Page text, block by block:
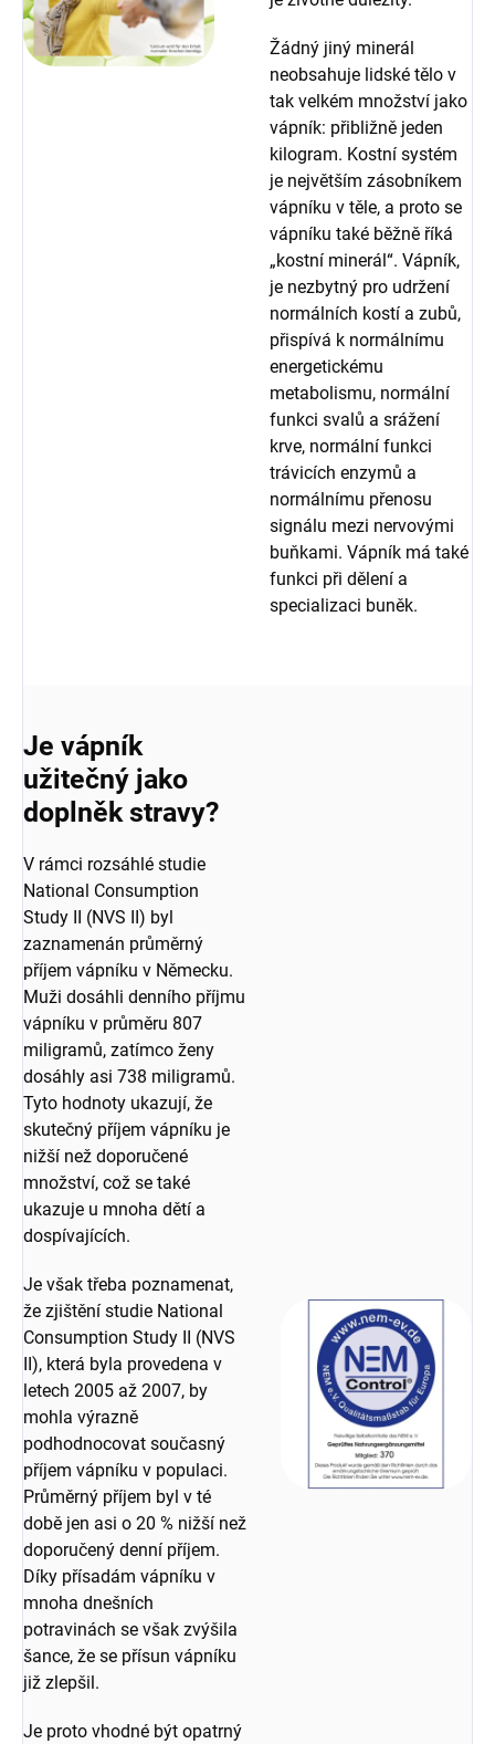
Žádný jiný minerál
neobsahuje lidské tělo v
tak velkém množství jako
vápník: přibližně jeden
kilogram. Kostní systém
je největším zásobníkem
vápníku v těle, a proto se
vápníku také běžně říká
„kostní minerál“. Vápník,
je nezbytný pro udržení
normálních kostí a zubů,
přispívá k normálnímu
energetickému
metabolismu, normální
funkci svalů a srážení
krve, normální funkci
trávicích enzymů a
normálnímu přenosu
signálu mezi nervovými
buňkami. Vápník má také
funkci při dělení a
specializaci buněk.
Je vápník
užitečný jako
doplněk stravy?
V rámci rozsáhlé studie
National Consumption
Study II (NVS II) byl
zaznamenán průměrný
příjem vápníku v Německu.
Muži dosáhli denního příjmu
vápníku v průměru 807
miligramů, zatímco ženy
dosáhly asi 738 miligramů.
Tyto hodnoty ukazují, že
skutečný příjem vápníku je
nižší než doporučené
množství, což se také
ukazuje u mnoha dětí a
dospívajících.
Je však třeba poznamenat,
že zjištění studie National
Consumption Study II (NVS
II), která byla provedena v
letech 2005 až 2007, by
mohla výrazně
podhodnocovat současný
příjem vápníku v populaci.
Průměrný příjem byl v té
době jen asi o 20 % nižší než
doporučený denní příjem.
Díky přísadám vápníku v
mnoha dnešních
potravinách se však zvýšila
šance, že se přísun vápníku
již zlepšil.
Je proto vhodné být opatrný